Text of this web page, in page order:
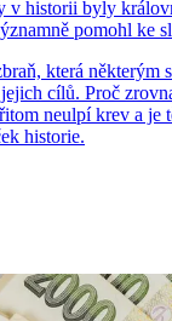
v historii byly
pomohl ke
která některým
cílů. Proč
neulpí krev a je
historie.